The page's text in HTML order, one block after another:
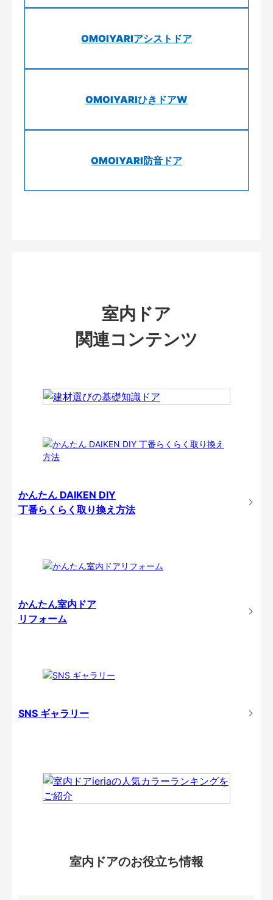
OMOIYARIアシストドア
OMOIYARIひきドアW
OMOIYARI防音ドア
室内ドア
関連コンテンツ
かんたん DAIKEN DIY
丁番らくらく取り換え方法
かんたん室内ドア
リフォーム
SNS ギャラリー
室内ドアのお役立ち情報